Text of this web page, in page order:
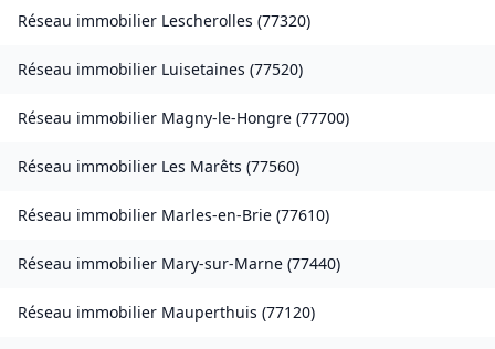
Réseau immobilier Lescherolles (77320)
Réseau immobilier Luisetaines (77520)
Réseau immobilier Magny-le-Hongre (77700)
Réseau immobilier Les Marêts (77560)
Réseau immobilier Marles-en-Brie (77610)
Réseau immobilier Mary-sur-Marne (77440)
Réseau immobilier Mauperthuis (77120)